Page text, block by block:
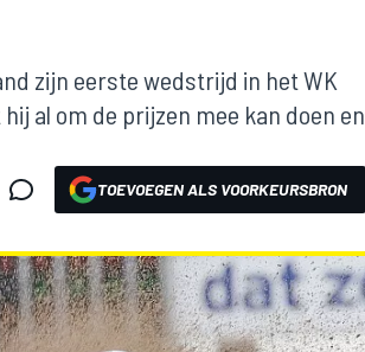
zijn eerste wedstrijd in het WK
al om de prijzen mee kan doen en
TOEVOEGEN ALS VOORKEURSBRON